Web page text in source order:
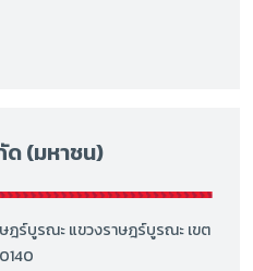
ด (มหาชน)
ฎร์บูรณะ แขวงราษฎร์บูรณะ เขต